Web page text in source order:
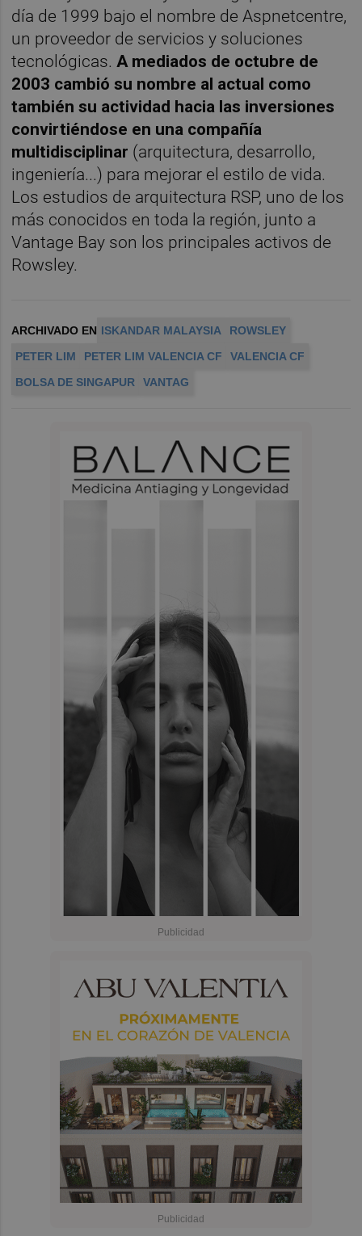
día de 1999 bajo el nombre de Aspnetcentre,
un proveedor de servicios y soluciones
tecnológicas.A mediados de octubre de
2003 cambió su nombre al actual como
también su actividad hacia las inversiones
convirtiéndose en una compañía
multidisciplinar (arquitectura, desarrollo,
ingeniería...) para mejorar el estilo de vida.
Los estudios de arquitectura RSP, uno de los
más conocidos en toda la región, junto a
Vantage Bay son los principales activos de
Rowsley.
ARCHIVADO EN ISKANDAR MALAYSIA
ROWSLEY
PETER LIM
PETER LIM VALENCIA CF
VALENCIA CF
BOLSA DE SINGAPUR
VANTAG